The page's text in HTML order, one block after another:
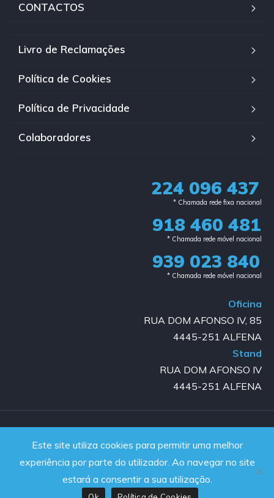
CONTACTOS
Livro de Reclamações
Política de Cookies
Política de Privacidade
Colaboradores
224 096 437
* Chamada rede fixa nacional​
918 460 481
* Chamada rede móvel nacional
939 023 840​
* Chamada rede móvel nacional
Oficina
RUA DOM AFONSO IV, 85
4445-251 ALFENA
Stand
RUA DOM AFONSO IV
4445-251 ALFENA
Powered by JanelaWeb
Este site utiliza cookies para permitir uma melhor
experiência por parte do utilizador. Ao navegar no site
estará a consentir a sua utilização.